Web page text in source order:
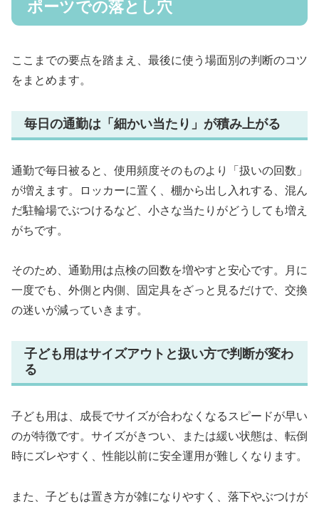
ポーツでの落とし穴
ここまでの要点を踏まえ、最後に使う場面別の判断のコツ
をまとめます。
毎日の通勤は「細かい当たり」が積み上がる
通勤で毎日被ると、使用頻度そのものより「扱いの回数」
が増えます。ロッカーに置く、棚から出し入れする、混ん
だ駐輪場でぶつけるなど、小さな当たりがどうしても増え
がちです。
そのため、通勤用は点検の回数を増やすと安心です。月に
一度でも、外側と内側、固定具をざっと見るだけで、交換
の迷いが減っていきます。
子ども用はサイズアウトと扱い方で判断が変わ
る
子ども用は、成長でサイズが合わなくなるスピードが早い
のが特徴です。サイズがきつい、または緩い状態は、転倒
時にズレやすく、性能以前に安全運用が難しくなります。
また、子どもは置き方が雑になりやすく、落下やぶつけが